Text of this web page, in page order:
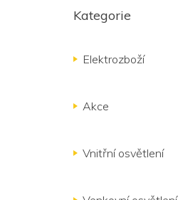
Kategorie
Elektrozboží
Akce
Vnitřní osvětlení